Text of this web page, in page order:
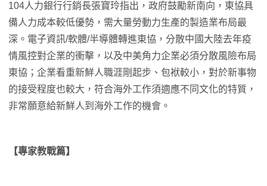
104人力銀行行銷長張寶玲指出，政府鼓勵新南向，東協具
備人力成本較低優勢，需大量勞動力生產的製造業布局最
深。電子資訊/軟體/半導體轉進東協，分散中國大陸去年疫
情風控對企業的衝擊，以及中美角力企業必須分散風險布局
東協；企業看重新鮮人職涯剛起步、包袱較小，對於新事物
的接受程度也較大，符合海外工作須適應不同文化的特質，
非常願意給新鮮人到海外工作的機會。
【專家教戰篇】